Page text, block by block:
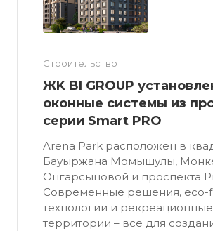
Строительство
ЖK BI GROUP
оконные системы из
серии Smart PRO
Arena Park расположен в
Бауыржана Момышулы,
Онгарсыновой и проспекта
Современные решения, eco-
технологии и рекреационные
территории – все для